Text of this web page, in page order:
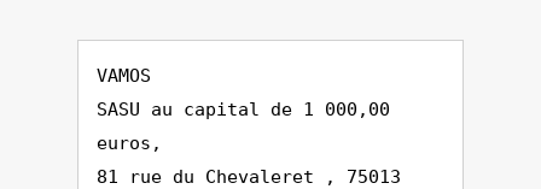
VAMOS
SASU au capital de 1 000,00
euros,
81 rue du Chevaleret , 75013